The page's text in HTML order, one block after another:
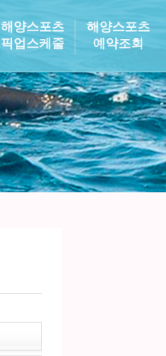
해양스포츠
픽업스케줄
해양스포츠
예약조회